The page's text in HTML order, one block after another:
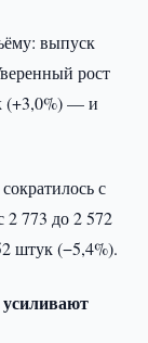
выпуск
рост
(+3,0%) — и
с
773 до 2 572
штук (−5,4%).